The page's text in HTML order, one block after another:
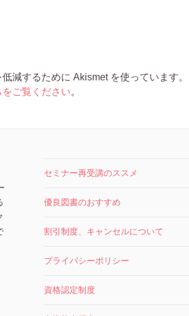
減するために Akismet を使っています。
ご覧ください。
セミナー再受講のススメ
優良図書のおすすめ
割引制度、キャンセルについて
プライバシーポリシー
資格認定制度